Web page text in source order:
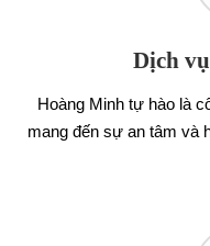
Dịch
Hoàng Minh tự hào là
mang đến sự an tâm và